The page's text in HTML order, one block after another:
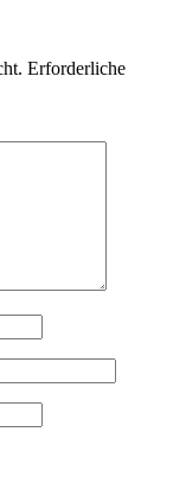
Erforderliche